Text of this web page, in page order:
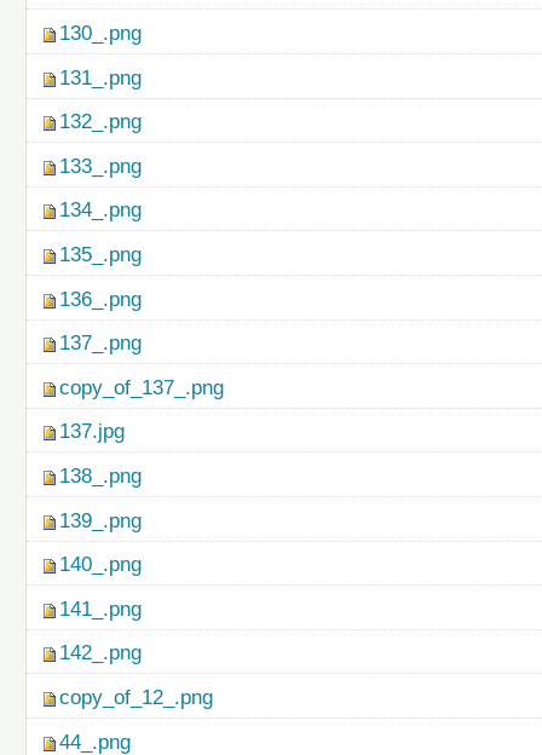
130_.png
131_.png
132_.png
133_.png
134_.png
135_.png
136_.png
137_.png
copy_of_137_.png
137.jpg
138_.png
139_.png
140_.png
141_.png
142_.png
copy_of_12_.png
44_.png